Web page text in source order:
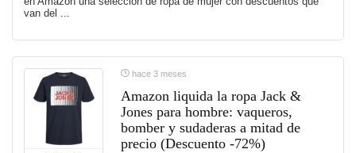
van del ...
hace 3 meses
Amazon liquida la ropa Jack &
Jones para hombre: vaqueros,
bomber y sudaderas a mitad de
precio (Descuento -72%)